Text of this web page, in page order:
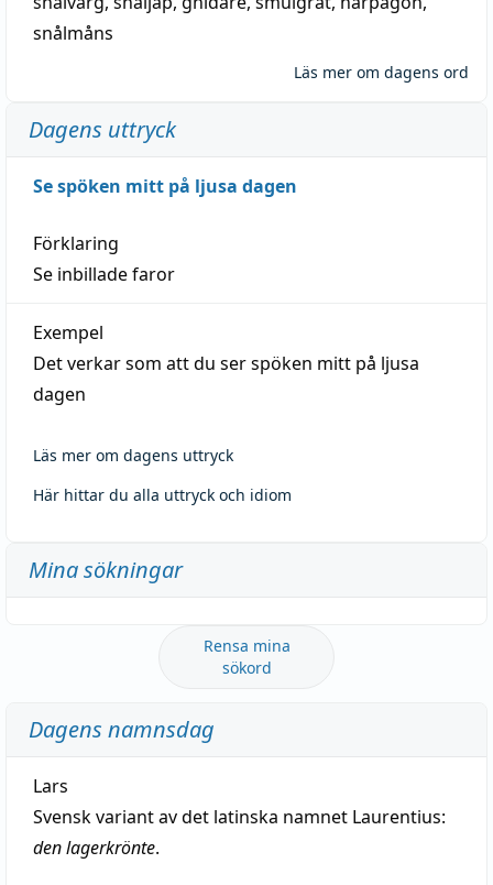
snålmåns
Läs mer om dagens ord
Dagens uttryck
Se spöken mitt på ljusa dagen
Förklaring
Se inbillade faror
Exempel
Det verkar som att du ser spöken mitt på ljusa
dagen
Läs mer om dagens uttryck
Här hittar du alla uttryck och idiom
Mina sökningar
Rensa mina
sökord
Dagens namnsdag
Lars
Svensk variant av det latinska namnet Laurentius:
den lagerkrönte.